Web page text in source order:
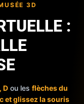
3D
:
D ou les flèches du
et glissez la souris